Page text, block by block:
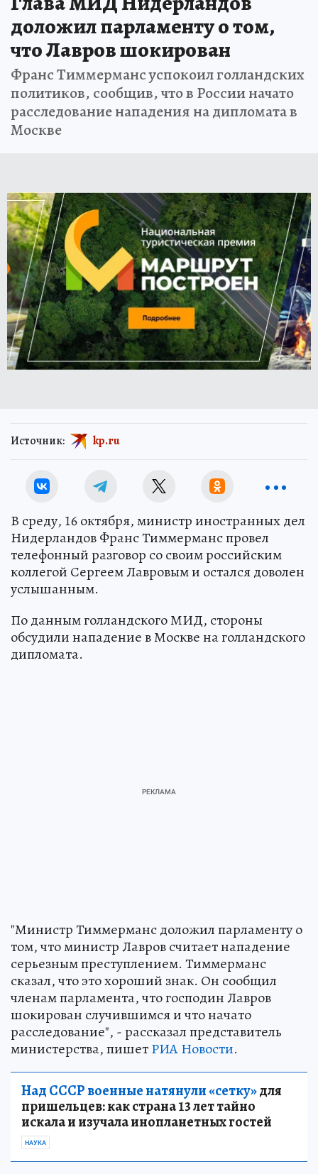
доложил парламенту о том,
что Лавров шокирован
Франс Тиммерманс успокоил голландских
политиков, сообщив, что в России начато
расследование нападения на дипломата в
Москве
Источник: kp.ru
В среду, 16 октября, министр иностранных дел
Нидерландов Франс Тиммерманс провел
телефонный разговор со своим российским
коллегой Сергеем Лавровым и остался доволен
услышанным.
По данным голландского МИД, стороны
обсудили нападение в Москве на голландского
дипломата.
"Министр Тиммерманс доложил парламенту о
том, что министр Лавров считает нападение
серьезным преступлением. Тиммерманс
сказал, что это хороший знак. Он сообщил
членам парламента, что господин Лавров
шокирован случившимся и что начато
расследование", - рассказал представитель
министерства, пишетРИА Новости.
Над СССР военные натянули «сетку»для
пришельцев: как страна 13 лет тайно
искала и изучала инопланетных гостей
НАУКА